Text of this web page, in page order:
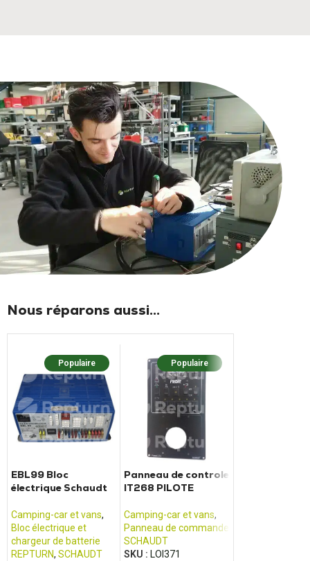
Nous réparons aussi...
Populaire
EBL99 Bloc
électrique Schaudt
Camping-car et vans,
Bloc électrique et
chargeur de batterie
REPTURN, SCHAUDT
Populaire
Panneau de controle
IT268 PILOTE
Camping-car et vans,
Panneau de commande
SCHAUDT
SKU : LOI371